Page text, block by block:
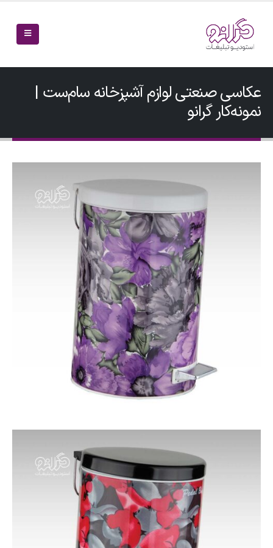
عکاسی صنعتی لوازم آشپزخانه سام‌ست |
نمونه‌کار گرانو